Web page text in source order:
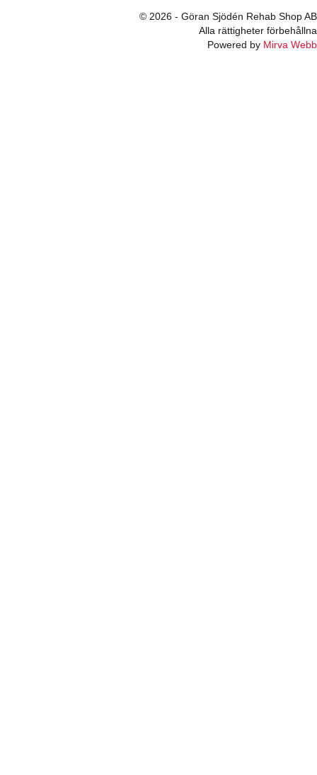
© 2026 - Göran Sjödén Rehab Shop AB
Alla rättigheter förbehållna
Powered by Mirva Webb